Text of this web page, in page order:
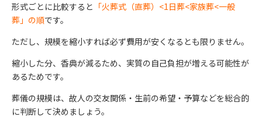
形式ごとに比較すると 「火葬式（直葬）<1日葬<家族葬<一般
葬」の順です。
ただし、規模を縮小すれば必ず費用が安くなるとも限りません。
縮小した分、香典が減るため、実質の自己負担が増える可能性が
あるためです。
葬儀の規模は、故人の交友関係・生前の希望・予算などを総合的
に判断して決めましょう。